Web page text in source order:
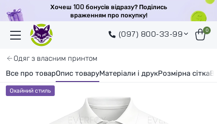
Хочеш 100 бонусів відразу? Поділись
враженням про покупку!
(097) 800-33-99 0
Одяг з власним принтом
Все про товарОпис товаруМатеріали і друкРозмірна сітка
Охайний стиль